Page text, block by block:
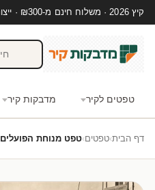
קיץ 2026 · משלוח חינם מ-₪300 · ייצור 48 שעות · 15,000+ לקוחות מרוצים
טפטים לקיר מדבקות קיר
דף הבית›טפטים›טפט מנוחת הפועלים